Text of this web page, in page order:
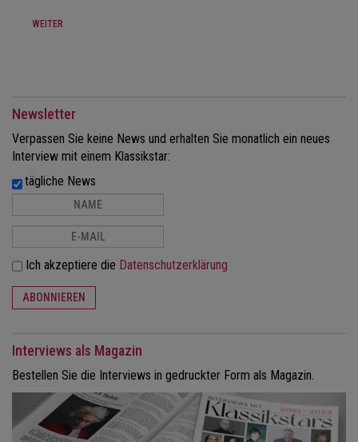
WEITER
Newsletter
Verpassen Sie keine News und erhalten Sie monatlich ein neues
Interview mit einem Klassikstar:
tägliche News
Ich akzeptiere die Datenschutzerklärung
ABONNIEREN
Interviews als Magazin
Bestellen Sie die Interviews in gedruckter Form als Magazin.